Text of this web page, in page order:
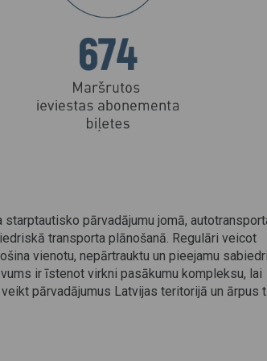
pārvadājumu jomā,
transporta plānošanā. Regulāri veicot
vienotu, nepārtrauktu un pieejamu
ir īstenot virkni pasākumu kompleksu, lai
pārvadājumus Latvijas teritorijā un ārpus